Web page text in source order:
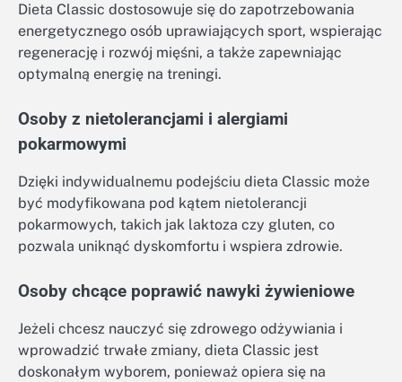
Dieta Classic dostosowuje się do zapotrzebowania
energetycznego osób uprawiających sport, wspierając
regenerację i rozwój mięśni, a także zapewniając
optymalną energię na treningi.
Osoby z nietolerancjami i alergiami
pokarmowymi
Dzięki indywidualnemu podejściu dieta Classic może
być modyfikowana pod kątem nietolerancji
pokarmowych, takich jak laktoza czy gluten, co
pozwala uniknąć dyskomfortu i wspiera zdrowie.
Osoby chcące poprawić nawyki żywieniowe
Jeżeli chcesz nauczyć się zdrowego odżywiania i
wprowadzić trwałe zmiany, dieta Classic jest
doskonałym wyborem, ponieważ opiera się na